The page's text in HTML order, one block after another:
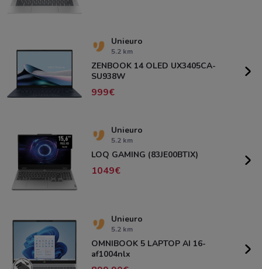
Unieuro
5.2 km
ZENBOOK 14 OLED UX3405CA-
SU938W
999
Unieuro
5.2 km
LOQ GAMING (83JE00BTIX)
1049
Unieuro
5.2 km
OMNIBOOK 5 LAPTOP AI 16-
af1004nlx